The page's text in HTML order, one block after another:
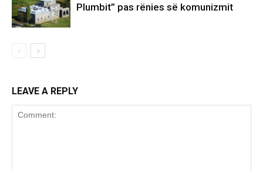
Plumbit” pas rënies së komunizmit
LEAVE A REPLY